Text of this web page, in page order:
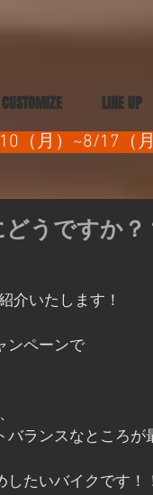
CUSTOMIZE LINE UP
（月）~8/17（
うですか？
介いたします！
ンペーンで
バランスなところ
したいバイクです！